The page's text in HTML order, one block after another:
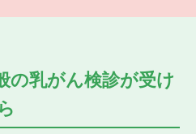
の乳がん検診が受け